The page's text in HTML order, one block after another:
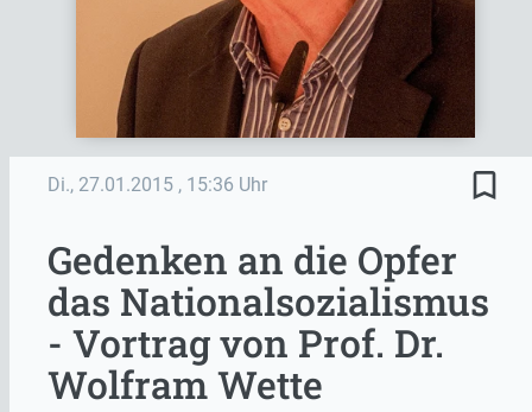
Di., 27.01.2015 , 15:36 Uhr bookmark_border
Gedenken an die Opfer
das Nationalsozialismus
- Vortrag von Prof. Dr.
Wolfram Wette